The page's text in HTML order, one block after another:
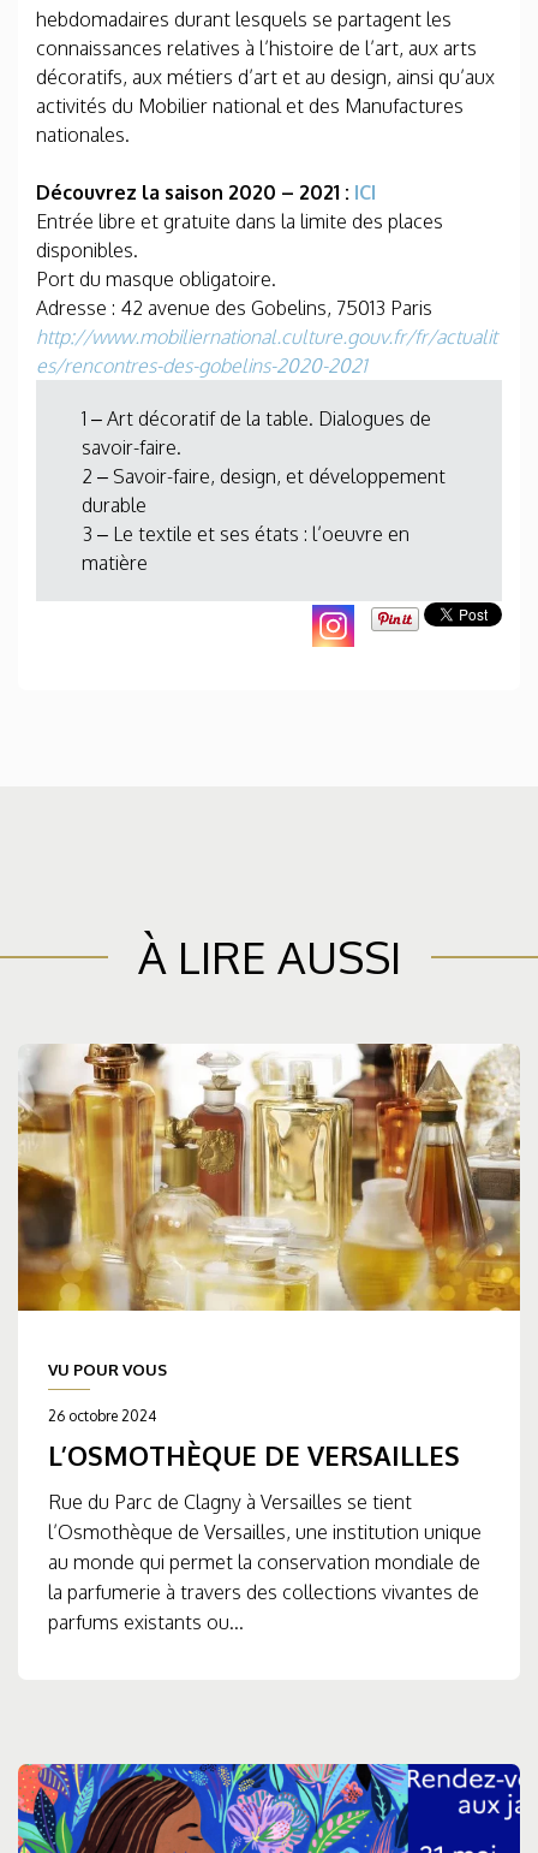
hebdomadaires durant lesquels se partagent les
connaissances relatives à l’histoire de l’art, aux arts
décoratifs, aux métiers d’art et au design, ainsi qu’aux
activités du Mobilier national et des Manufactures
nationales.
Découvrez la saison 2020 – 2021 : ICI
Entrée libre et gratuite dans la limite des places
disponibles.
Port du masque obligatoire.
Adresse : 42 avenue des Gobelins, 75013 Paris
http://www.mobiliernational.culture.gouv.fr/fr/actualit
es/rencontres-des-gobelins-2020-2021
1 – Art décoratif de la table. Dialogues de
savoir-faire.
2 – Savoir-faire, design, et développement
durable
3 – Le textile et ses états : l’oeuvre en
matière
À LIRE AUSSI
VU POUR VOUS
26 octobre 2024
L’OSMOTHÈQUE DE VERSAILLES
Rue du Parc de Clagny à Versailles se tient
l’Osmothèque de Versailles, une institution unique
au monde qui permet la conservation mondiale de
la parfumerie à travers des collections vivantes de
parfums existants ou...